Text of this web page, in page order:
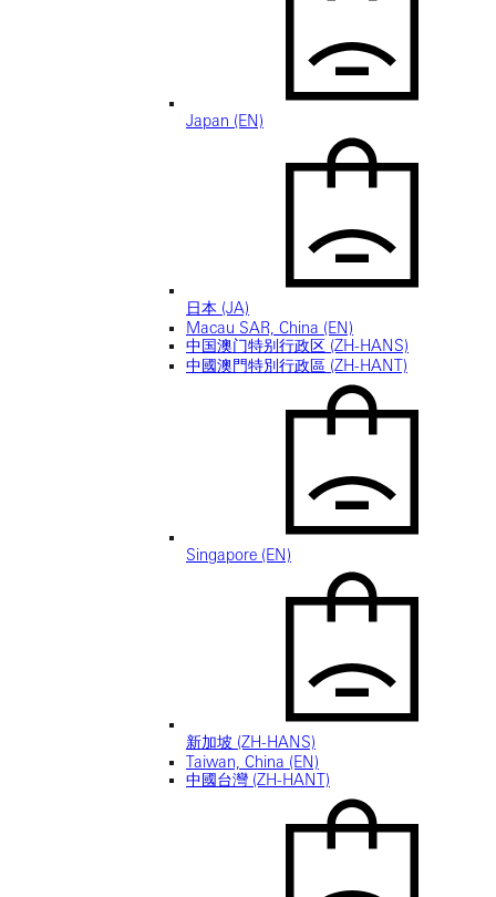
Japan (EN)
日本 (JA)
Macau SAR, China (EN)
中国澳门特别行政区 (ZH-HANS)
中國澳門特別行政區 (ZH-HANT)
Singapore (EN)
新加坡 (ZH-HANS)
Taiwan, China (EN)
中國台灣 (ZH-HANT)